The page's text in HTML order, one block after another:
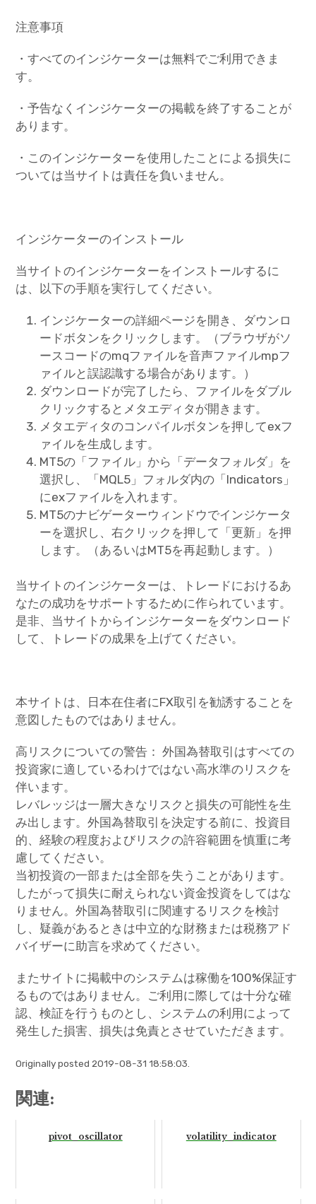
注意事項
・すべてのインジケーターは無料でご利用できま
す。
・予告なくインジケーターの掲載を終了することが
あります。
・このインジケーターを使用したことによる損失に
ついては当サイトは責任を負いません。
インジケーターのインストール
当サイトのインジケーターをインストールするに
は、以下の手順を実行してください。
インジケーターの詳細ページを開き、ダウンロ
ードボタンをクリックします。（ブラウザがソ
ースコードのmqファイルを音声ファイルmpフ
ァイルと誤認識する場合があります。）
ダウンロードが完了したら、ファイルをダブル
クリックするとメタエディタが開きます。
メタエディタのコンパイルボタンを押してexフ
ァイルを生成します。
MT5の「ファイル」から「データフォルダ」を
選択し、「MQL5」フォルダ内の「Indicators」
にexファイルを入れます。
MT5のナビゲーターウィンドウでインジケータ
ーを選択し、右クリックを押して「更新」を押
します。（あるいはMT5を再起動します。）
当サイトのインジケーターは、トレードにおけるあ
なたの成功をサポートするために作られています。
是非、当サイトからインジケーターをダウンロード
して、トレードの成果を上げてください。
本サイトは、日本在住者にFX取引を勧誘することを
意図したものではありません。
高リスクについての警告： 外国為替取引はすべての
投資家に適しているわけではない高水準のリスクを
伴います。
レバレッジは一層大きなリスクと損失の可能性を生
み出します。外国為替取引を決定する前に、投資目
的、経験の程度およびリスクの許容範囲を慎重に考
慮してください。
当初投資の一部または全部を失うことがあります。
したがって損失に耐えられない資金投資をしてはな
りません。外国為替取引に関連するリスクを検討
し、疑義があるときは中立的な財務または税務アド
バイザーに助言を求めてください。
またサイトに掲載中のシステムは稼働を100%保証す
るものではありません。ご利用に際しては十分な確
認、検証を行うものとし、システムの利用によって
発生した損害、損失は免責とさせていただきます。
Originally posted 2019-08-31 18:58:03.
関連:
pivot_oscillator volatility_indicator